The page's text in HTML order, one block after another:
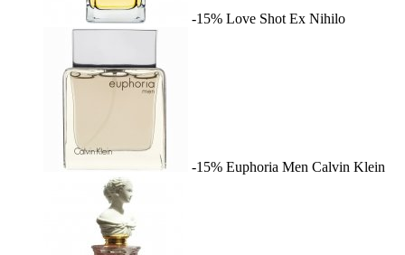
-15% Love Shot Ex Nihilo
-15% Euphoria Men Calvin Klein